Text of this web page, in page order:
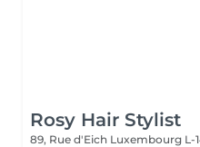
Rosy Hair Stylist
89, Rue d'Eich Luxembourg L-